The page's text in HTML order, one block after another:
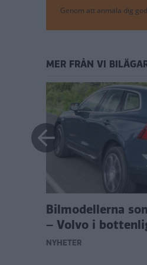
Genom att anmäla dig
MER FRÅN VI
Bilmodellerna
– Volvo i
NYHETER